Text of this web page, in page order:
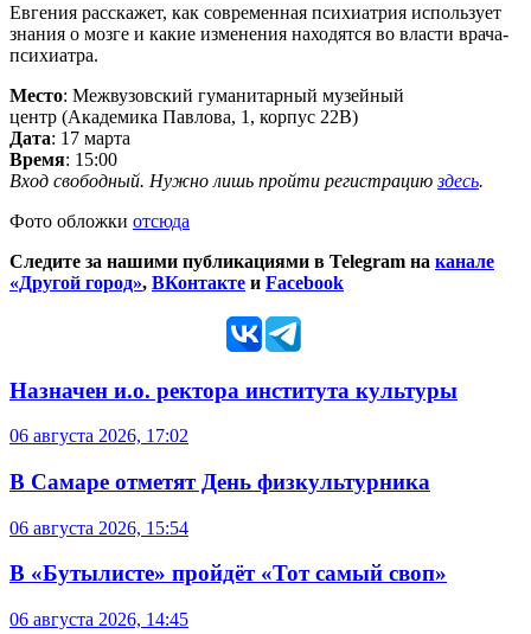
Евгения расскажет, как современная психиатрия использует
знания о мозге и какие изменения находятся во власти врача-
психиатра.
Место: Межвузовский гуманитарный музейный
центр (Академика Павлова, 1, корпус 22В)
Дата: 17 марта
Время: 15:00
Вход свободный. Нужно лишь пройти регистрациюздесь.
Фото обложки отсюда
Следите за нашими публикациями в Telegram на канале
«Другой город», ВКонтакте и Facebook
Назначен и.о. ректора института культуры
06 августа 2026, 17:02
В Самаре отметят День физкультурника
06 августа 2026, 15:54
В «Бутылисте» пройдёт «Тот самый своп»
06 августа 2026, 14:45